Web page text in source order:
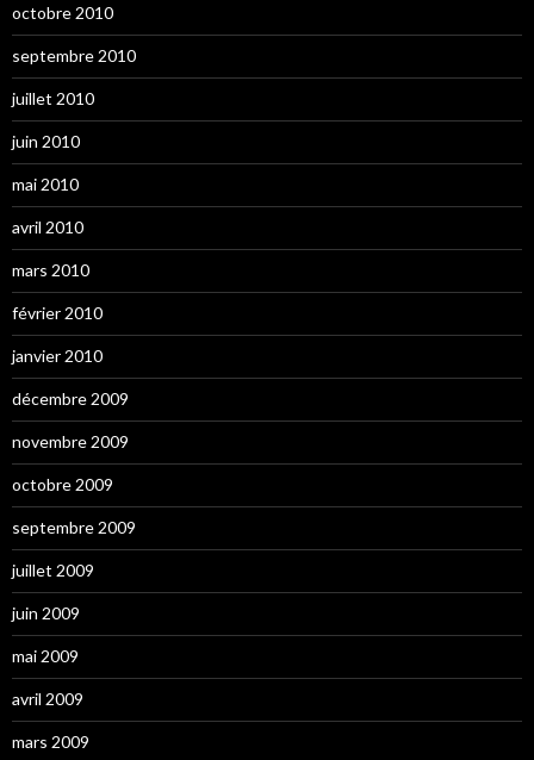
octobre 2010
septembre 2010
juillet 2010
juin 2010
mai 2010
avril 2010
mars 2010
février 2010
janvier 2010
décembre 2009
novembre 2009
octobre 2009
septembre 2009
juillet 2009
juin 2009
mai 2009
avril 2009
mars 2009